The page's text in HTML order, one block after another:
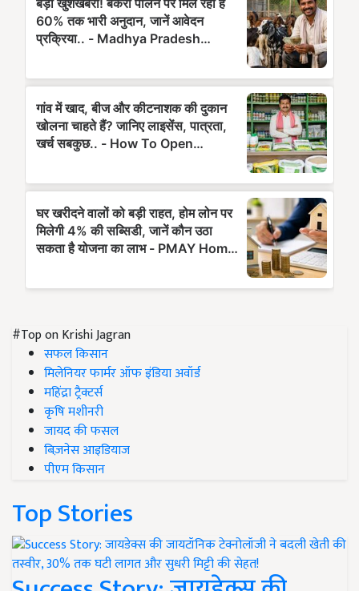
#Top on Krishi Jagran
सफल किसान
मिलेनियर फार्मर ऑफ इंडिया अवॉर्ड
महिंद्रा ट्रैक्टर्स
कृषि मशीनरी
जायद की फसल
बिज़नेस आइडियाज
पीएम किसान
Top Stories